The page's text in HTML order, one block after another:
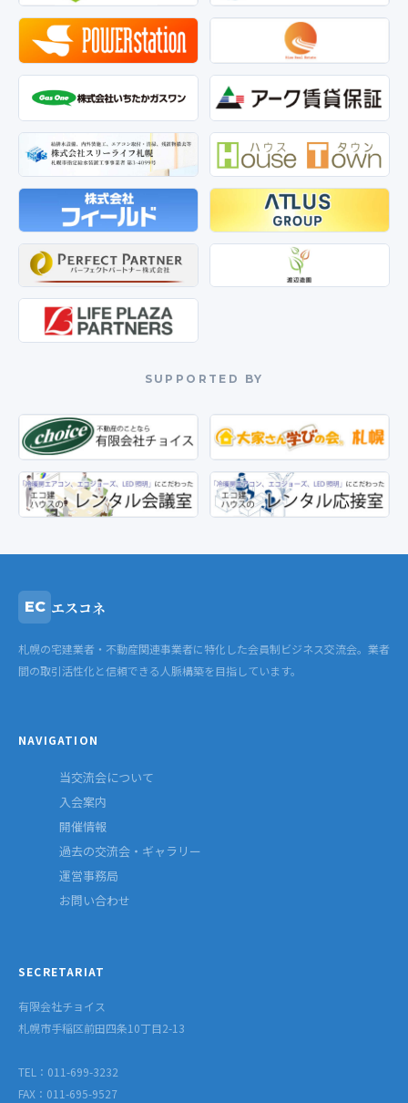
SUPPORTED BY
EC エスコネ
札幌の宅建業者・不動産関連事業者に特化した会員制ビジネス交流会。業者
間の取引活性化と信頼できる人脈構築を目指しています。
NAVIGATION
当交流会について
入会案内
開催情報
過去の交流会・ギャラリー
運営事務局
お問い合わせ
SECRETARIAT
有限会社チョイス
札幌市手稲区前田四条10丁目2-13
TEL：011-699-3232
FAX：011-695-9527